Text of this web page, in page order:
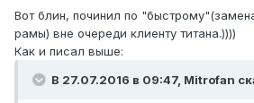
Вот блин, починил по
рамы) вне очереди клиенту титана.))))
Как и писал выше:
В 27.07.2016 в 09:47, Mitrofan